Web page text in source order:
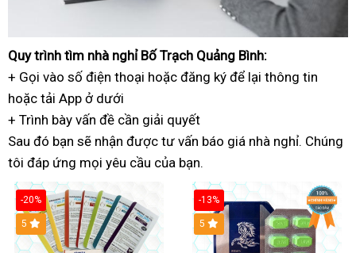
Quy trình danh
sách
tìm nhà nghỉ Bố Trạch Quảng Bình:
+ Gọi vào số điện thoại cung
hoặc đăng ký lắp
để lại thông tin
hoặc có
ngay
tải App ở dưới
+ Trình bày vấn đề bảo
hành
cần giải quyết
Sau đó bình
luận
bạn sẽ nhận được tốt
nhất
tư vấn báo giá nhà nghỉtốt
. Chúng
tôi đáp ứng bảng
giá
mọi yêu cầu của bạn.
-20%
5
-13%
Hot
5